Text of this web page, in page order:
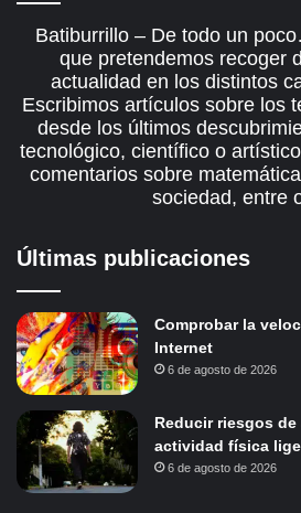
Batiburrillo – De todo un
que pretendemos recoger
actualidad en los distintos
Escribimos artículos sobre los
desde los últimos
tecnológico, científico o
comentarios sobre
sociedad, entre
Últimas publicaciones
Comprobar la
Internet
6 de agosto de 2026
Reducir riesgos
actividad física
6 de agosto de 2026